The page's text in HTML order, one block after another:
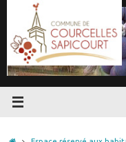
contenu